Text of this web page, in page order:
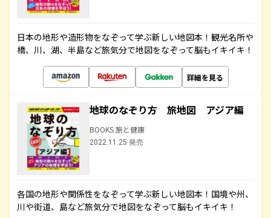
日本の地形や造形物をなぞって学ぶ新しい地図本！観光名所や
橋、川、湖、半島など旅気分で地図をなぞって脳もイキイキ！
詳細を見る
地球のなぞり方 旅地図 アジア編
BOOKS 旅と健康
2022.11.25 発売
各国の地形や関係性をなぞって学ぶ新しい地図本！国境や州、
川や街道、島など旅気分で地図をなぞって脳もイキイキ！